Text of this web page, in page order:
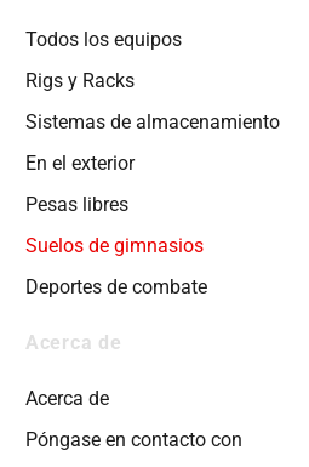
Todos los equipos
Rigs y Racks
Sistemas de almacenamiento
En el exterior
Pesas libres
Suelos de gimnasios
Deportes de combate
Acerca de
Acerca de
Póngase en contacto con